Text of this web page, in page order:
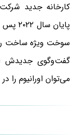
پایان
سوخت ویژه ساخت
گفت‌وگوی جدیدش
می‌توان اورانیوم را